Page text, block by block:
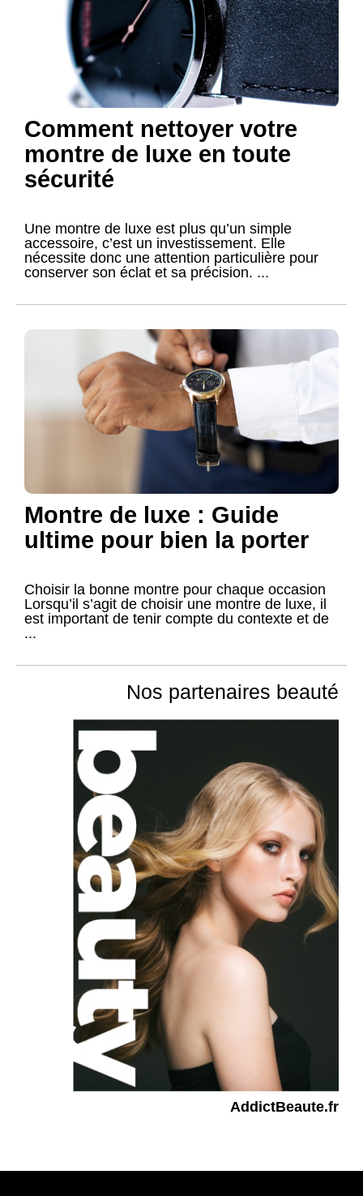
Comment nettoyer votre
montre de luxe en toute
sécurité
Une montre de luxe est plus qu’un simple
accessoire, c’est un investissement. Elle
nécessite donc une attention particulière pour
conserver son éclat et sa précision. ...
Montre de luxe : Guide
ultime pour bien la porter
Choisir la bonne montre pour chaque occasion
Lorsqu’il s’agit de choisir une montre de luxe, il
est important de tenir compte du contexte et de
...
Nos partenaires beauté
AddictBeaute.fr